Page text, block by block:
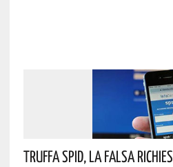
Truffa Spid, La Falsa